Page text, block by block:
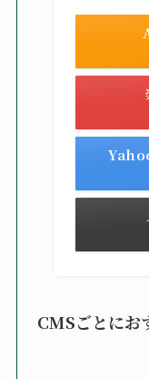
CMSごとにお